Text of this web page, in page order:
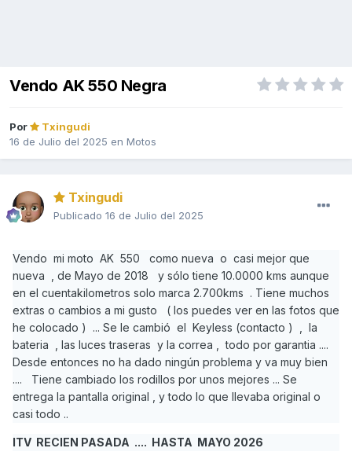
Vendo AK 550 Negra
Por
Txingudi
16 de Julio del 2025 en Motos
Txingudi
Publicado 16 de Julio del 2025
Vendo mi moto AK 550 como nueva o casi mejor que
nueva , de Mayo de 2018 y sólo tiene 10.0000 kms aunque
en el cuentakilometros solo marca 2.700kms . Tiene muchos
extras o cambios a mi gusto ( los puedes ver en las fotos que
he colocado ) ... Se le cambió el Keyless (contacto ) , la
bateria , las luces traseras y la correa , todo por garantia ....
Desde entonces no ha dado ningún problema y va muy bien
.... Tiene cambiado los rodillos por unos mejores ... Se
entrega la pantalla original , y todo lo que llevaba original o
casi todo ..
ITV RECIEN PASADA .... HASTA MAYO 2026